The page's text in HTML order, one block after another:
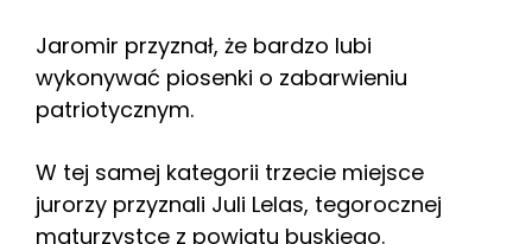
Jaromir przyznał, że bardzo lubi
wykonywać piosenki o zabarwieniu
patriotycznym.
W tej samej kategorii trzecie miejsce
jurorzy przyznali Juli Lelas, tegorocznej
maturzystce z powiatu buskiego.